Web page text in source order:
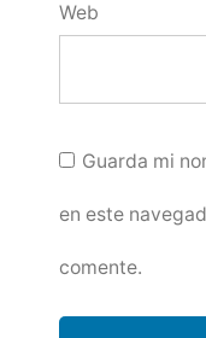
Web
Guarda mi
en este
comente.